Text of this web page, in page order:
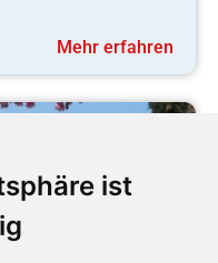
ist
Mehr erfahren